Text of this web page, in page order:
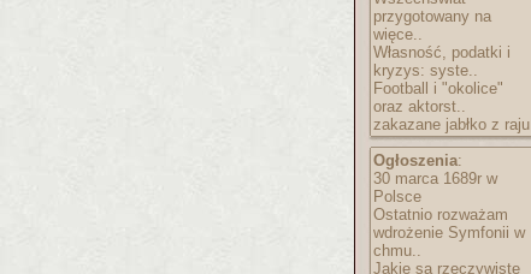
przygotowany na
więce..
Własność, podatki i
kryzys: syste..
Football i "okolice"
oraz aktorst..
zakazane jabłko z raju
Ogłoszenia:
30 marca 1689r w
Polsce
Ostatnio rozważam
wdrożenie Symfonii w
chmu..
Jakie są rzeczywiste